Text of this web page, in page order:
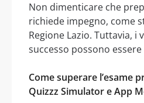
Non dimenticare che
richiede impegno, come
Regione Lazio. Tuttavia, i
successo possono
Come superare l’esame
Quizzz Simulator e App